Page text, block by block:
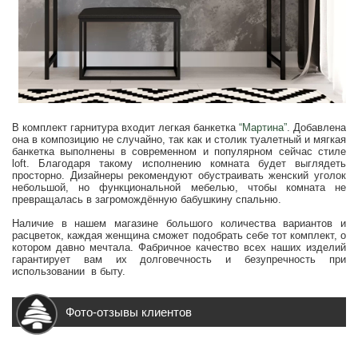
В комплект гарнитура входит легкая банкетка “Мартина”. Добавлена
она в композицию не случайно, так как и столик туалетный и мягкая
банкетка выполнены в современном и популярном сейчас стиле
loft. Благодаря такому исполнению комната будет выглядеть
просторно. Дизайнеры рекомендуют обустраивать женский уголок
небольшой, но функциональной мебелью, чтобы комната не
превращалась в загромождённую бабушкину спальню.
Наличие в нашем магазине большого количества вариантов и
расцветок, каждая женщина сможет подобрать себе тот комплект, о
котором давно мечтала. Фабричное качество всех наших изделий
гарантирует вам их долговечность и безупречность при
использовании в быту.
Фото-отзывы клиентов